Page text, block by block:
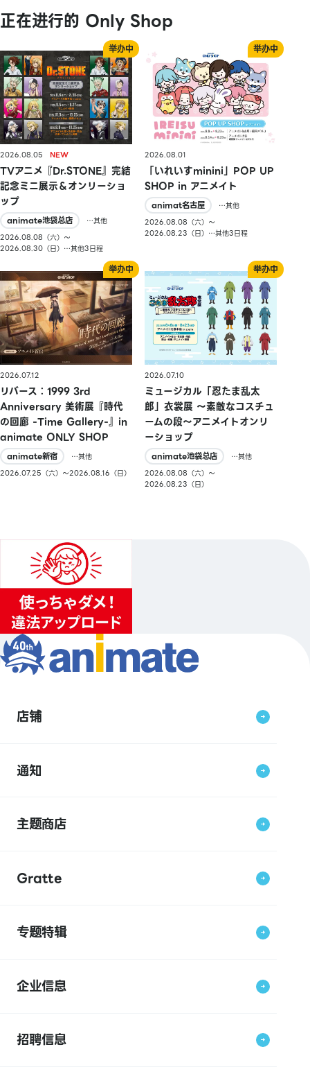
正在进行的 Only Shop
2026.08.05
TVアニメ『Dr.STONE』完結
記念ミニ展示＆オンリーショ
ップ
animate池袋总店
…其他
2026.08.08（六）〜
2026.08.30（日）…其他3日程
2026.08.01
「いれいすminini」POP UP
SHOP in アニメイト
animat名古屋
…其他
2026.08.08（六）〜
2026.08.23（日）…其他3日程
2026.07.12
リバース：1999 3rd
Anniversary 美術展『時代
の回廊 -Time Gallery-』in
animate ONLY SHOP
animate新宿
…其他
2026.07.25（六）〜2026.08.16（日）
2026.07.10
ミュージカル「忍たま乱太
郎」衣裳展 ～素敵なコスチュ
ームの段～アニメイトオンリ
ーショップ
animate池袋总店
…其他
2026.08.08（六）〜
2026.08.23（日）
店铺
通知
主题商店
Gratte
专题特辑
企业信息
招聘信息